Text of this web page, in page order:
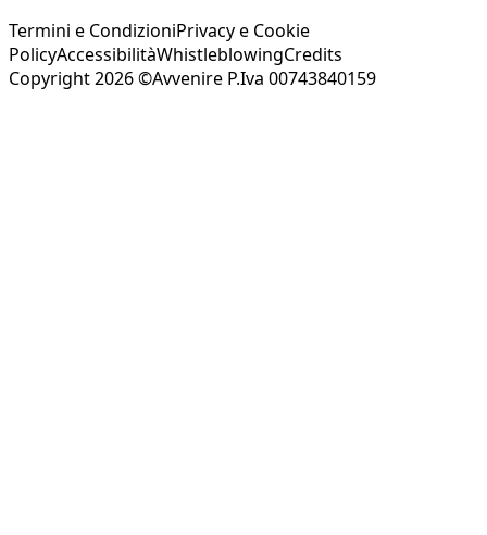
Termini e CondizioniPrivacy e Cookie
PolicyAccessibilitàWhistleblowingCredits
Copyright 2026 ©Avvenire P.Iva 00743840159